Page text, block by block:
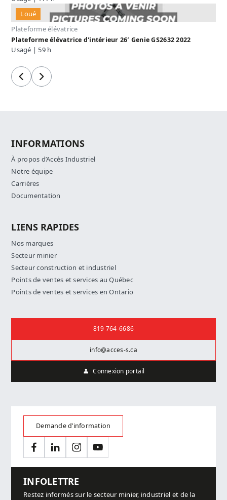
Loué
Plateforme élévatrice
Plateforme élévatrice d'intérieur 26′ Genie GS2632 2022
Usagé | 59 h
PrécédentSuivant
INFORMATIONS
À propos d’Accès Industriel
Notre équipe
Carrières
Documentation
LIENS RAPIDES
Nos marques
Secteur minier
Secteur construction et industriel
Points de ventes et services au Québec
Points de ventes et services en Ontario
819 764-6686
info@acces-s.ca
Connexion portail
Demande d’information
FacebookLinkedInInstagramYouTube
INFOLETTRE
Restez informés sur le secteur minier, industriel et de la